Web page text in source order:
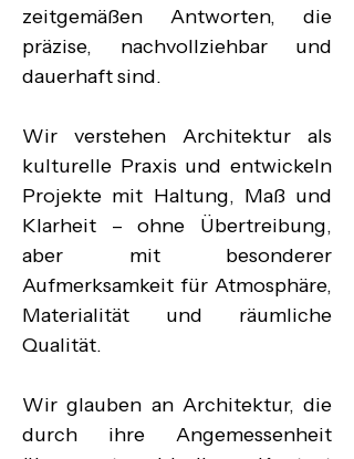
zeitgemäßen Antworten, die
präzise, nachvollziehbar und
dauerhaft sind.
Wir verstehen Architektur als
kulturelle Praxis und entwickeln
Projekte mit Haltung, Maß und
Klarheit – ohne Übertreibung,
aber mit besonderer
Aufmerksamkeit für Atmosphäre,
Materialität und räumliche
Qualität.
Wir glauben an Architektur, die
durch ihre Angemessenheit